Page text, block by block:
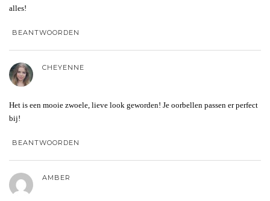
alles!
BEANTWOORDEN
CHEYENNE
Het is een mooie zwoele, lieve look geworden! Je oorbellen passen er perfect
bij!
BEANTWOORDEN
AMBER